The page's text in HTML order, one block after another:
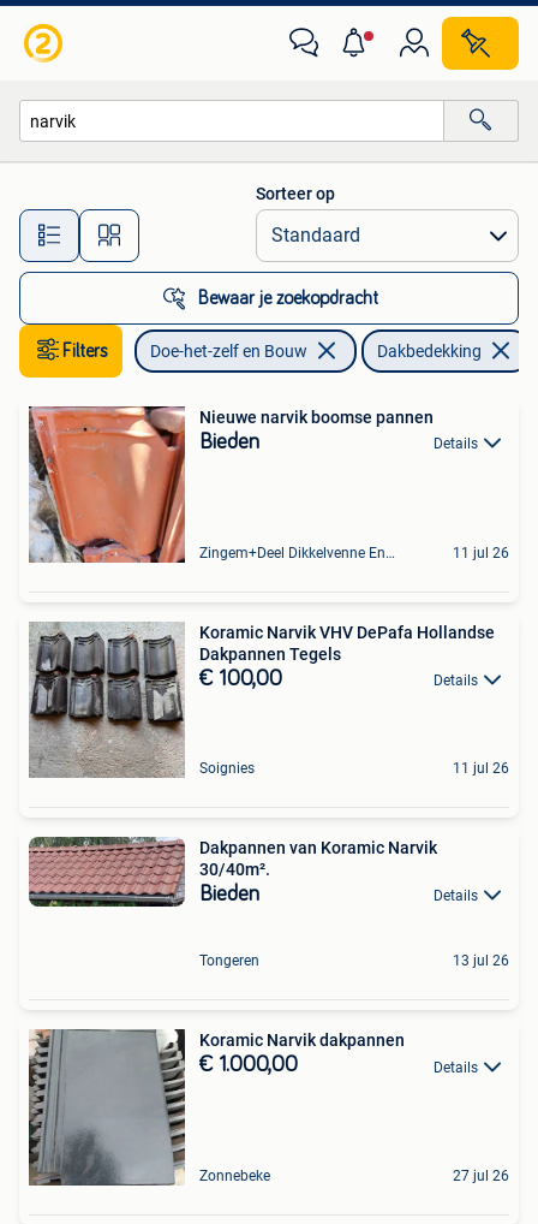
Alle afstanden…
Sorteer op
Bewaar je zoekopdracht
Filters Doe-het-zelf en Bouw Dakbedekking
Nieuwe narvik boomse pannen
Bieden Details
Zingem+Deel Dikkelvenne En Nederzwalm-Hermelgem 11 jul 26
Koramic Narvik VHV DePafa Hollandse
Dakpannen Tegels
€ 100,00 Details
Soignies 11 jul 26
Dakpannen van Koramic Narvik
30/40m².
Bieden Details
Tongeren 13 jul 26
Koramic Narvik dakpannen
€ 1.000,00 Details
Zonnebeke 27 jul 26